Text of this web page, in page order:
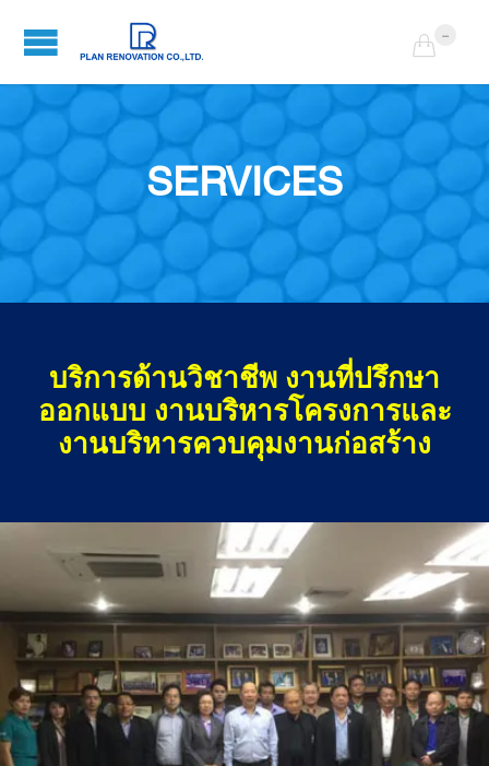

...
SERVICES
บริการด้านวิชาชีพ งานที่ปรึกษา
ออกแบบ งานบริหารโครงการและ
งานบริหารควบคุมงานก่อสร้าง
